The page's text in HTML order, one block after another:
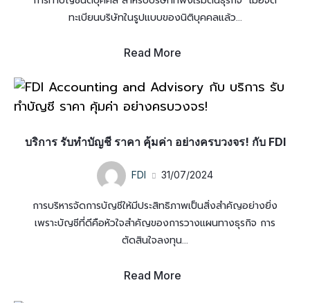
ทะเบียนบริษัทในรูปแบบของนิติบุคคลแล้ว...
Read More
บริการ รับทำบัญชี ราคา คุ้มค่า อย่างครบวงจร! กับ FDI
FDI 31/07/2024
การบริหารจัดการบัญชีให้มีประสิทธิภาพเป็นสิ่งสำคัญอย่างยิ่ง
เพราะบัญชีที่ดีคือหัวใจสำคัญของการวางแผนทางธุรกิจ การ
ตัดสินใจลงทุน...
Read More